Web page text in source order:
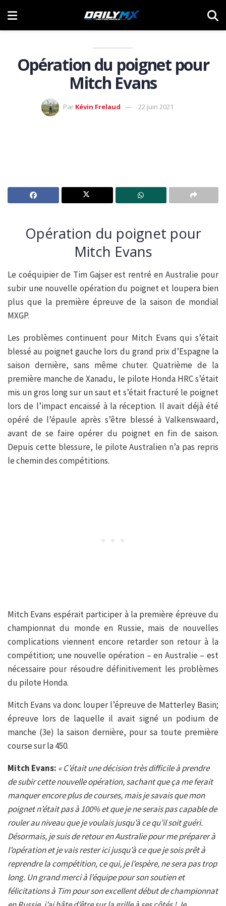
Opération du poignet pour
Mitch Evans
Par Kévin Frelaud 22 juin 2021
Opération du poignet pour
Mitch Evans
Le coéquipier de Tim Gajser est rentré en Australie pour
subir une nouvelle opération du poignet et loupera bien
plus que la première épreuve de la saison de mondial
MXGP.
Les problèmes continuent pour Mitch Evans qui s’était
blessé au poignet gauche lors du grand prix d’Espagne la
saison dernière, sans même chuter. Quatrième de la
première manche de Xanadu, le pilote Honda HRC s’était
mis un gros long sur un saut et s’était fracturé le poignet
lors de l’impact encaissé à la réception. Il avait déjà été
opéré de l’épaule après s’être blessé à Valkenswaard,
avant de se faire opérer du poignet en fin de saison.
Depuis cette blessure, le pilote Australien n’a pas repris
le chemin des compétitions.
Mitch Evans espérait participer à la première épreuve du
championnat du monde en Russie, mais de nouvelles
complications viennent encore retarder son retour à la
compétition; une nouvelle opération – en Australie – est
nécessaire pour résoudre définitivement les problèmes
du pilote Honda.
Mitch Evans va donc louper l’épreuve de Matterley Basin;
épreuve lors de laquelle il avait signé un podium de
manche (3e) la saison dernière, pour sa toute première
course sur la 450.
Mitch Evans: « C’était une décision très difficile à prendre
de subir cette nouvelle opération, sachant que ça me ferait
manquer encore plus de courses, mais je savais que mon
poignet n’était pas à 100% et que je ne serais pas capable de
rouler au niveau que je voulais jusqu’à ce qu’il soit guéri.
Désormais, je suis de retour en Australie pour me préparer à
l’opération et je vais rester ici jusqu’à ce que je sois prêt à
reprendre la compétition, ce qui, je l’espère, ne sera pas trop
long. Un grand merci à l’équipe pour son soutien et
félicitations à Tim pour son excellent début de championnat